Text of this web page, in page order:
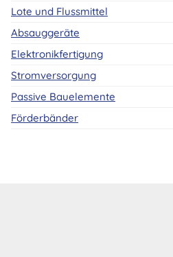
Lote und Flussmittel
Absauggeräte
Elektronikfertigung
Stromversorgung
Passive Bauelemente
Förderbänder